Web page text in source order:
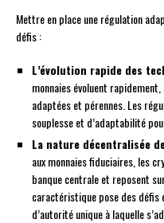
Mettre en place une régulation
défis :
L’évolution rapide des
monnaies évoluent
adaptées et pérennes. Les
souplesse et d’adaptabilité
La nature décentralisée
aux monnaies fiduciaires, les
banque centrale et reposent
caractéristique pose des défis
d’autorité unique à laquelle